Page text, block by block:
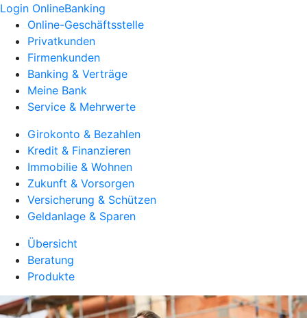
Login OnlineBanking
Online-Geschäftsstelle
Privatkunden
Firmenkunden
Banking & Verträge
Meine Bank
Service & Mehrwerte
Girokonto & Bezahlen
Kredit & Finanzieren
Immobilie & Wohnen
Zukunft & Vorsorgen
Versicherung & Schützen
Geldanlage & Sparen
Übersicht
Beratung
Produkte